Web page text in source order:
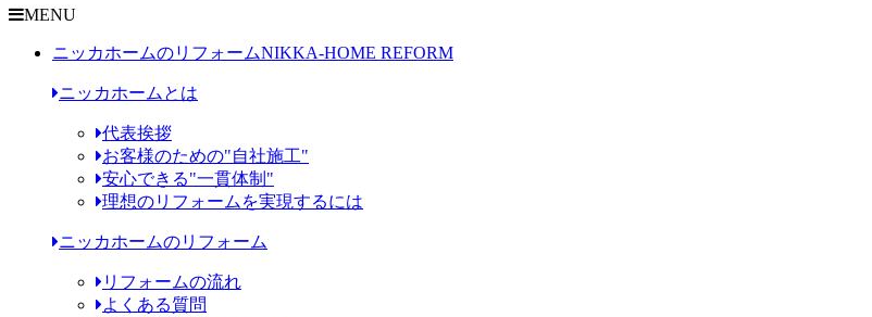
MENU
ニッカホームのリフォームNIKKA-HOME REFORM
ニッカホームとは
代表挨拶
お客様のための"自社施工"
安心できる"一貫体制"
理想のリフォームを実現するには
ニッカホームのリフォーム
リフォームの流れ
よくある質問